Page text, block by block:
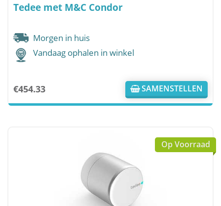
Tedee met M&C Condor
Morgen in huis
Vandaag ophalen in winkel
€454.33 SAMENSTELLEN
Op Voorraad